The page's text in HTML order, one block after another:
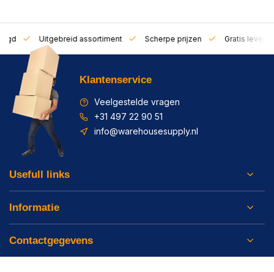
Uitgebreid assortiment Scherpe prijzen Gratis
Klantenservice
Veelgestelde vragen
+31 497 22 90 51
info@warehousesupply.nl
Usefull links
Informatie
Contactgegevens